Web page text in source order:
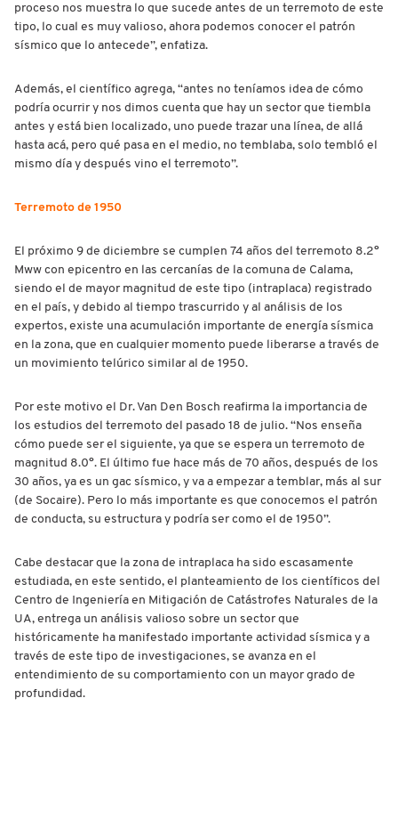
proceso nos muestra lo que sucede antes de un terremoto de este
tipo, lo cual es muy valioso, ahora podemos conocer el patrón
sísmico que lo antecede”, enfatiza.
Además, el científico agrega, “antes no teníamos idea de cómo
podría ocurrir y nos dimos cuenta que hay un sector que tiembla
antes y está bien localizado, uno puede trazar una línea, de allá
hasta acá, pero qué pasa en el medio, no temblaba, solo tembló el
mismo día y después vino el terremoto”.
Terremoto de 1950
El próximo 9 de diciembre se cumplen 74 años del terremoto 8.2°
Mww con epicentro en las cercanías de la comuna de Calama,
siendo el de mayor magnitud de este tipo (intraplaca) registrado
en el país, y debido al tiempo trascurrido y al análisis de los
expertos, existe una acumulación importante de energía sísmica
en la zona, que en cualquier momento puede liberarse a través de
un movimiento telúrico similar al de 1950.
Por este motivo el Dr. Van Den Bosch reafirma la importancia de
los estudios del terremoto del pasado 18 de julio. “Nos enseña
cómo puede ser el siguiente, ya que se espera un terremoto de
magnitud 8.0°. El último fue hace más de 70 años, después de los
30 años, ya es un gac sísmico, y va a empezar a temblar, más al sur
(de Socaire). Pero lo más importante es que conocemos el patrón
de conducta, su estructura y podría ser como el de 1950”.
Cabe destacar que la zona de intraplaca ha sido escasamente
estudiada, en este sentido, el planteamiento de los científicos del
Centro de Ingeniería en Mitigación de Catástrofes Naturales de la
UA, entrega un análisis valioso sobre un sector que
históricamente ha manifestado importante actividad sísmica y a
través de este tipo de investigaciones, se avanza en el
entendimiento de su comportamiento con un mayor grado de
profundidad.